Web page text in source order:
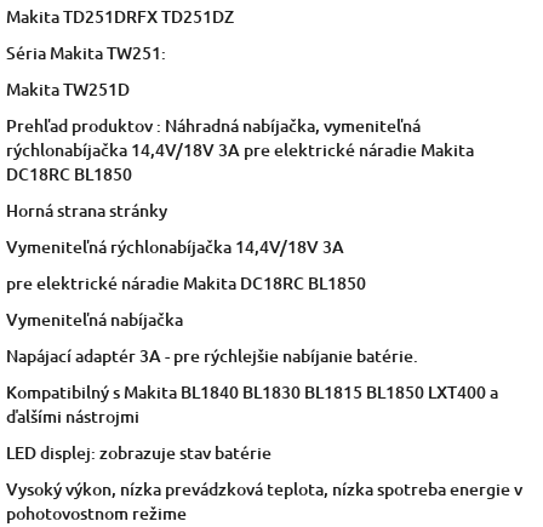
Makita TD251DRFX TD251DZ
Séria Makita TW251:
Makita TW251D
Prehľad produktov : Náhradná nabíjačka, vymeniteľná
rýchlonabíjačka 14,4V/18V 3A pre elektrické náradie Makita
DC18RC BL1850
Horná strana stránky
Vymeniteľná rýchlonabíjačka 14,4V/18V 3A
pre elektrické náradie Makita DC18RC BL1850
Vymeniteľná nabíjačka
Napájací adaptér 3A - pre rýchlejšie nabíjanie batérie.
Kompatibilný s Makita BL1840 BL1830 BL1815 BL1850 LXT400 a
ďalšími nástrojmi
LED displej: zobrazuje stav batérie
Vysoký výkon, nízka prevádzková teplota, nízka spotreba energie v
pohotovostnom režime